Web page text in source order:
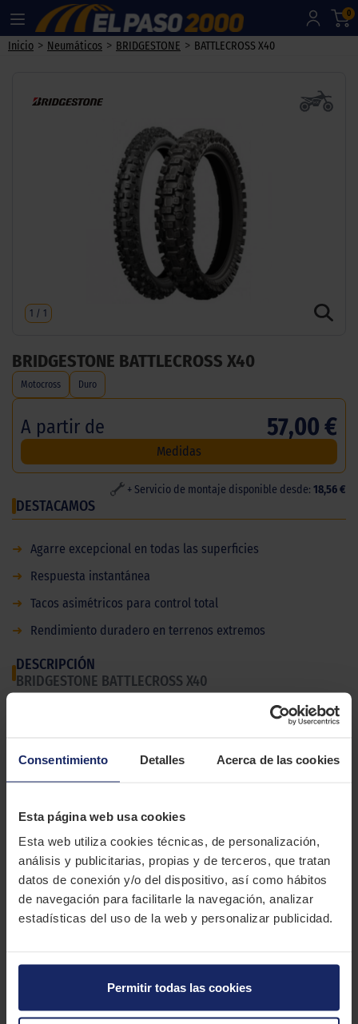
Consentimiento Detalles Acerca de las cookies
Esta página web usa cookies
Esta web utiliza cookies técnicas, de personalización,
análisis y publicitarias, propias y de terceros, que tratan
datos de conexión y/o del dispositivo, así como hábitos
de navegación para facilitarle la navegación, analizar
estadísticas del uso de la web y personalizar publicidad.
Permitir todas las cookies
0
Inicio > Neumáticos > BRIDGESTONE > BATTLECROSS X40
1 / 1
BRIDGESTONE BATTLECROSS X40
Motocross Duro
A partir de 57,00 €
Medidas
+ Servicio de montaje disponible desde: 18,56 €
DESTACAMOS
➜ Agarre excepcional en todas las superficies
➜
Respuesta instantánea
➜ Tacos asimétricos para control total
➜
Rendimiento duradero en terrenos extremos
DESCRIPCIÓN
BRIDGESTONE BATTLECROSS X40
Domina cada rincón de la isla con el Bridgestone BATTLECROSS
Experimenta la adrenalina de una respuesta instantánea y un
agarre excepcional en todas las superficies gracias a su diseño
Cooling Fin mantiene tu confianza a toda velocidad al evitar el
sobrecalentamiento. Los tacos asimétricos de izquierda y
derecha permiten un agarre suave en ángulos de inclinación, y
el taco con efecto de borde asegura una aceleración suave
incluso en superficies resbaladizas. ¡Siente el terreno con cada
giro y conquista la naturaleza con confianza inigualable!